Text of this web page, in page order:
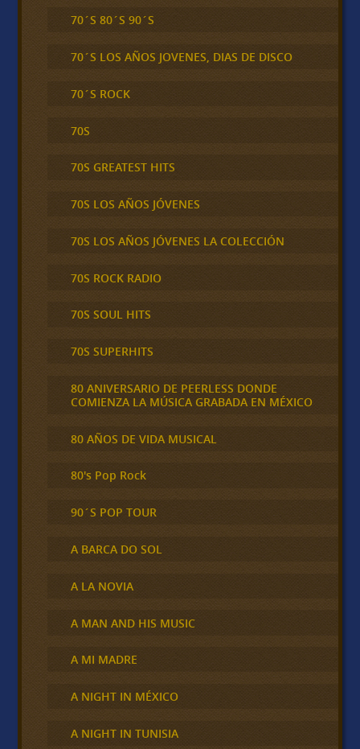
70´S 80´S 90´S
70´S LOS AÑOS JOVENES, DIAS DE DISCO
70´S ROCK
70S
70S GREATEST HITS
70S LOS AÑOS JÓVENES
70S LOS AÑOS JÓVENES LA COLECCIÓN
70S ROCK RADIO
70S SOUL HITS
70S SUPERHITS
80 ANIVERSARIO DE PEERLESS DONDE
COMIENZA LA MÚSICA GRABADA EN MÉXICO
80 AÑOS DE VIDA MUSICAL
80's Pop Rock
90´S POP TOUR
A BARCA DO SOL
A LA NOVIA
A MAN AND HIS MUSIC
A MI MADRE
A NIGHT IN MÉXICO
A NIGHT IN TUNISIA